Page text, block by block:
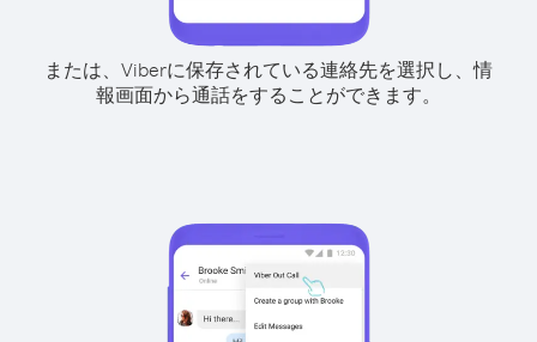
または、Viberに保存されている連絡先を選択し、情
報画面から通話をすることができます。